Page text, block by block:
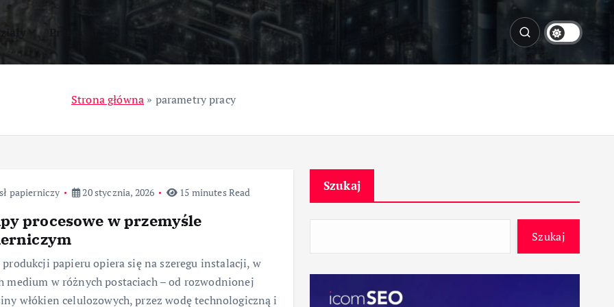
Przemysł
Strona główna » parametry pracy
papierniczy 20 stycznia, 2026 15 minutes Read
procesowe w przemyśle
produkcji papieru opiera się na szeregu instalacji, w
medium w różnych postaciach – od rozwodnionej
włókien celulozowych, przez wodę technologiczną i
Szukaj
Szukaj